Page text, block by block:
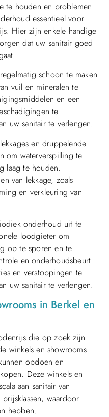
te houden en problemen
essentieel voor
Hier zijn enkele handige
dat uw sanitair goed
schoon te maken
vuil en mineralen te
en een
te
uw sanitair te verlengen.
en druppelende
om waterverspilling te
laag te houden.
van lekkage, zoals
en verkleuring van
onderhoud uit te
loodgieter om
op te sporen en te
en onderhoudsbeurt
en verstoppingen te
uw sanitair te verlengen.
in Berkel en
die op zoek zijn
winkels en showrooms
opdoen en
Deze winkels en
aan sanitair van
waardoor
hebben.